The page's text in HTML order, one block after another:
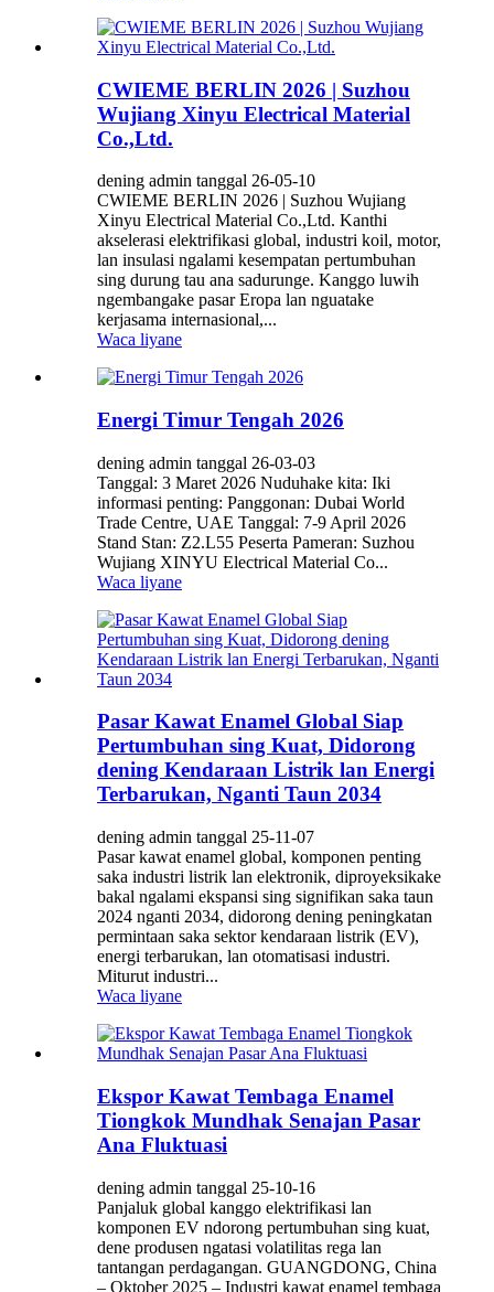
CWIEME BERLIN 2026 | Suzhou
Wujiang Xinyu Electrical Material
Co.,Ltd.
dening admin tanggal 26-05-10
CWIEME BERLIN 2026 | Suzhou Wujiang
Xinyu Electrical Material Co.,Ltd. Kanthi
akselerasi elektrifikasi global, industri koil, motor,
lan insulasi ngalami kesempatan pertumbuhan
sing durung tau ana sadurunge. Kanggo luwih
ngembangake pasar Eropa lan nguatake
kerjasama internasional,...
Waca liyane
Energi Timur Tengah 2026
dening admin tanggal 26-03-03
Tanggal: 3 Maret 2026 Nuduhake kita: Iki
informasi penting: Panggonan: Dubai World
Trade Centre, UAE Tanggal: 7-9 April 2026
Stand Stan: Z2.L55 Peserta Pameran: Suzhou
Wujiang XINYU Electrical Material Co...
Waca liyane
Pasar Kawat Enamel Global Siap
Pertumbuhan sing Kuat, Didorong
dening Kendaraan Listrik lan Energi
Terbarukan, Nganti Taun 2034
dening admin tanggal 25-11-07
Pasar kawat enamel global, komponen penting
saka industri listrik lan elektronik, diproyeksikake
bakal ngalami ekspansi sing signifikan saka taun
2024 nganti 2034, didorong dening peningkatan
permintaan saka sektor kendaraan listrik (EV),
energi terbarukan, lan otomatisasi industri.
Miturut industri...
Waca liyane
Ekspor Kawat Tembaga Enamel
Tiongkok Mundhak Senajan Pasar
Ana Fluktuasi
dening admin tanggal 25-10-16
Panjaluk global kanggo elektrifikasi lan
komponen EV ndorong pertumbuhan sing kuat,
dene produsen ngatasi volatilitas rega lan
tantangan perdagangan. GUANGDONG, China
– Oktober 2025 – Industri kawat enamel tembaga